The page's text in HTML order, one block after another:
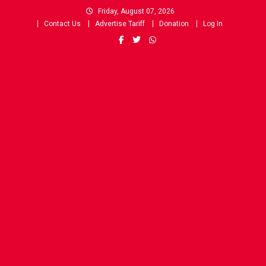
Friday, August 07, 2026
Contact Us
Advertise Tariff Donation Log In